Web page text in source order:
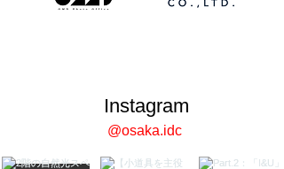
Instagram
@osaka.idc